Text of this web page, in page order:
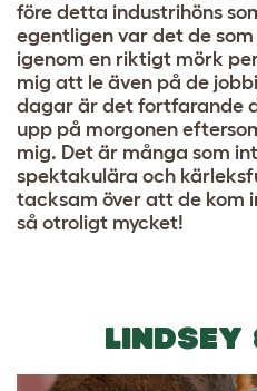
före detta industrihöns
egentligen var det de
igenom en riktigt mörk
mig att le även på de
dagar är det fortfarande
upp på morgonen
mig. Det är många som
spektakulära och
tacksam över att de kom
så otroligt mycket!
LINDSEY